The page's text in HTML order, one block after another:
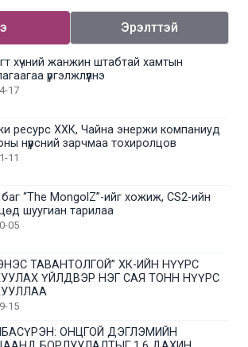
Эрэлттэй
хүчний жанжин штабтай хамтын
үргэлжлүүлнэ
17
ресурс ХХК, Чайна энержи компаниуд
нүүрсний зарчмаа тохиролцов
11
баг “The MongolZ”-ийг хожиж, CS2-ийн
шуугиан тарилаа
05
ТАВАНТОЛГОЙ” ХК-ИЙН НҮҮРС
ҮЙЛДВЭР НЭГ САЯ ТОНН НҮҮРС
15
ОНЦГОЙ ДЭГЛЭМИЙН